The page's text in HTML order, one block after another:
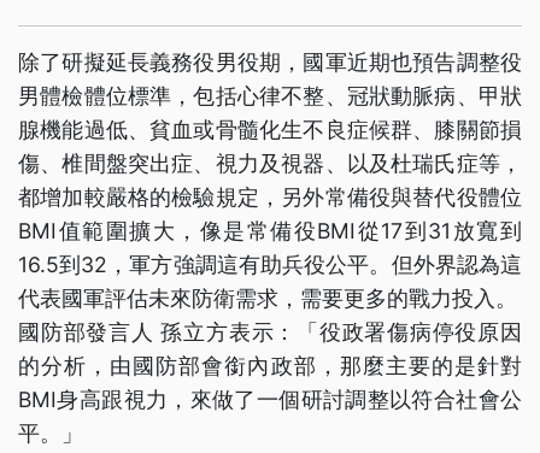
除了研擬延長義務役男役期，國軍近期也預告調整役
男體檢體位標準，包括心律不整、冠狀動脈病、甲狀
腺機能過低、貧血或骨髓化生不良症候群、膝關節損
傷、椎間盤突出症、視力及視器、以及杜瑞氏症等，
都增加較嚴格的檢驗規定，另外常備役與替代役體位
BMI值範圍擴大，像是常備役BMI從17到31放寬到
16.5到32，軍方強調這有助兵役公平。但外界認為這
代表國軍評估未來防衛需求，需要更多的戰力投入。
國防部發言人 孫立方表示：「役政署傷病停役原因
的分析，由國防部會銜內政部，那麼主要的是針對
BMI身高跟視力，來做了一個研討調整以符合社會公
平。」